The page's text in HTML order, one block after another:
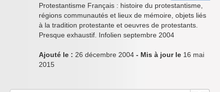
Protestantisme Français : histoire du protestantisme,
régions communautés et lieux de mémoire, objets liés
à la tradition protestante et oeuvres de protestants.
Presque exhaustif. Infolien septembre 2004
Ajouté le : 26 décembre 2004 - Mis à jour le 16 mai
2015